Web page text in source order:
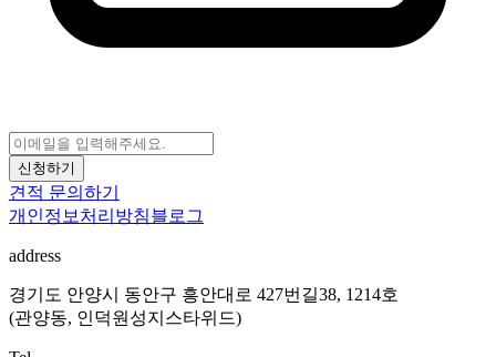
신청하기
견적 문의하기
개인정보처리방침블로그
address
경기도 안양시 동안구 흥안대로 427번길38, 1214호
(관양동, 인덕원성지스타위드)